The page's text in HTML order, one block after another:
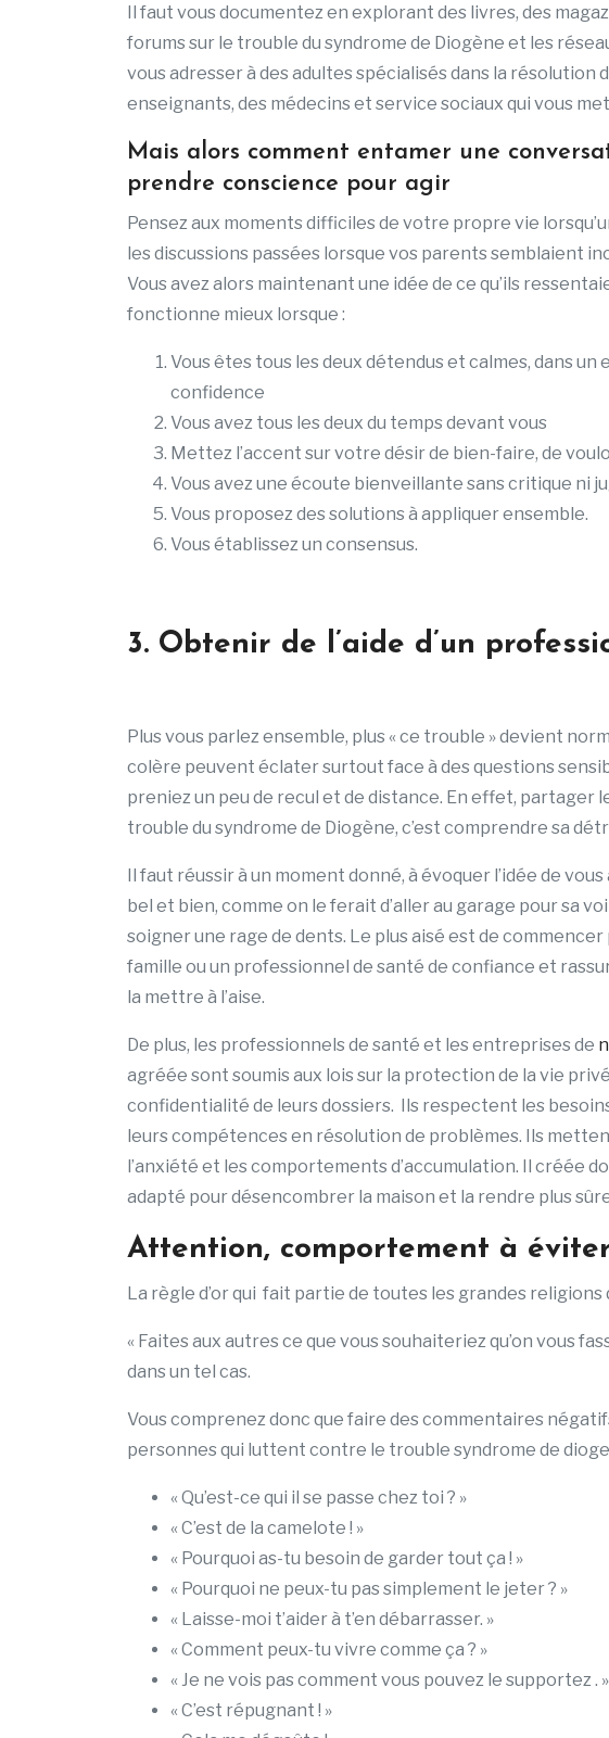
Il faut vous documentez en explorant des livres, des
forums sur le trouble du syndrome de Diogène et les
vous adresser à des adultes spécialisés dans la résolution
enseignants, des médecins et service sociaux qui vous
Mais alors comment entamer une
prendre conscience pour agir
Pensez aux moments difficiles de votre propre vie
les discussions passées lorsque vos parents semblaient
Vous avez alors maintenant une idée de ce qu’ils
fonctionne mieux lorsque :
Vous êtes tous les deux détendus et calmes, dans
confidence
Vous avez tous les deux du temps devant vous
Mettez l’accent sur votre désir de bien-faire, de
Vous avez une écoute bienveillante sans critique ni
Vous proposez des solutions à appliquer ensemble.
Vous établissez un consensus.
3. Obtenir de l’aide d’un
Plus vous parlez ensemble, plus « ce trouble » devient
colère peuvent éclater surtout face à des questions
preniez un peu de recul et de distance. En effet, partager
trouble du syndrome de Diogène, c’est comprendre sa
Il faut réussir à un moment donné, à évoquer l’idée de
bel et bien, comme on le ferait d’aller au garage pour sa
soigner une rage de dents. Le plus aisé est de commencer
famille ou un professionnel de santé de confiance et
la mettre à l’aise.
De plus, les professionnels de santé et les entreprises de
agréée sont soumis aux lois sur la protection de la vie
confidentialité de leurs dossiers. Ils respectent les
leurs compétences en résolution de problèmes. Ils
l’anxiété et les comportements d’accumulation. Il créée
adapté pour désencombrer la maison et la rendre plus
Attention, comportement à
La règle d’or qui fait partie de toutes les grandes religions
« Faites aux autres ce que vous souhaiteriez qu’on vous
dans un tel cas.
Vous comprenez donc que faire des commentaires
personnes qui luttent contre le trouble syndrome de
« Qu’est-ce qui il se passe chez toi ? »
« C’est de la camelote ! »
« Pourquoi as-tu besoin de garder tout ça ! »
« Pourquoi ne peux-tu pas simplement le jeter ? »
« Laisse-moi t’aider à t’en débarrasser. »
« Comment peux-tu vivre comme ça ? »
« Je ne vois pas comment vous pouvez le supportez . »
« C’est répugnant ! »